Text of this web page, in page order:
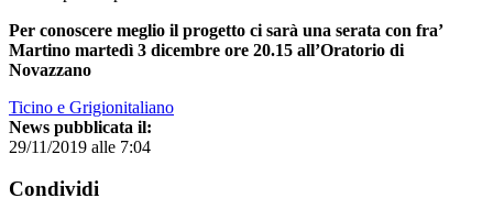
Per conoscere meglio il progetto ci sarà una serata con fra’
Martino martedì 3 dicembre ore 20.15 all’Oratorio di
Novazzano
Ticino e Grigionitaliano
News pubblicata il:
29/11/2019 alle 7:04
Condividi